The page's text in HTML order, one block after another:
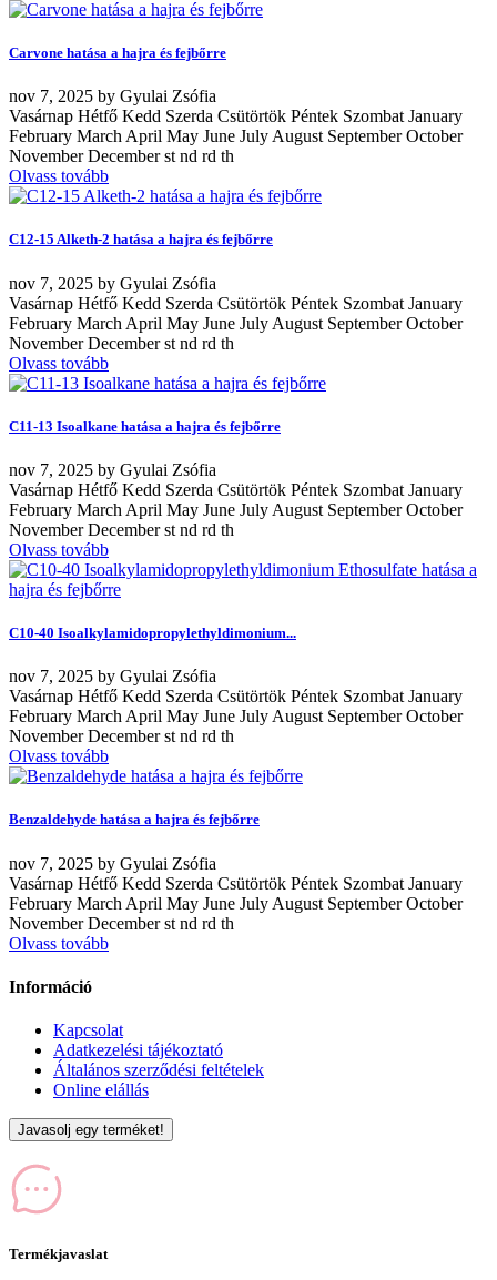
Carvone hatása a hajra és fejbőrre
nov 7, 2025 by Gyulai Zsófia
Vasárnap Hétfő Kedd Szerda Csütörtök Péntek Szombat January
February March April May June July August September October
November December st nd rd th
Olvass tovább
C12-15 Alketh-2 hatása a hajra és fejbőrre
nov 7, 2025 by Gyulai Zsófia
Vasárnap Hétfő Kedd Szerda Csütörtök Péntek Szombat January
February March April May June July August September October
November December st nd rd th
Olvass tovább
C11-13 Isoalkane hatása a hajra és fejbőrre
nov 7, 2025 by Gyulai Zsófia
Vasárnap Hétfő Kedd Szerda Csütörtök Péntek Szombat January
February March April May June July August September October
November December st nd rd th
Olvass tovább
C10-40 Isoalkylamidopropylethyldimonium...
nov 7, 2025 by Gyulai Zsófia
Vasárnap Hétfő Kedd Szerda Csütörtök Péntek Szombat January
February March April May June July August September October
November December st nd rd th
Olvass tovább
Benzaldehyde hatása a hajra és fejbőrre
nov 7, 2025 by Gyulai Zsófia
Vasárnap Hétfő Kedd Szerda Csütörtök Péntek Szombat January
February March April May June July August September October
November December st nd rd th
Olvass tovább
Információ
Kapcsolat
Adatkezelési tájékoztató
Általános szerződési feltételek
Online elállás
Javasolj egy terméket!
Termékjavaslat